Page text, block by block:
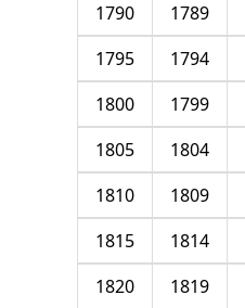
1789
1790
1794
1795
1799
1800
1804
1805
1809
1810
1814
1815
1819
1820